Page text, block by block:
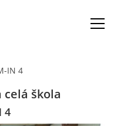
IN 4
celá škola
4